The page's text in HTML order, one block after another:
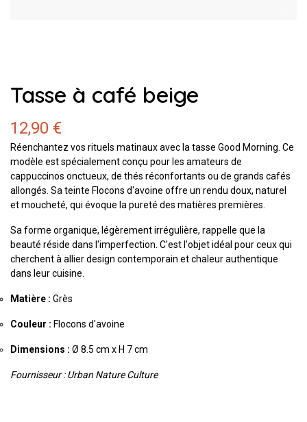
Tasse à café beige
12,90 €
Réenchantez vos rituels matinaux avec la tasse Good Morning. Ce
modèle est spécialement conçu pour les amateurs de
cappuccinos onctueux, de thés réconfortants ou de grands cafés
allongés. Sa teinte Flocons d'avoine offre un rendu doux, naturel
et moucheté, qui évoque la pureté des matières premières.
Sa forme organique, légèrement irrégulière, rappelle que la
beauté réside dans l'imperfection. C'est l'objet idéal pour ceux qui
cherchent à allier design contemporain et chaleur authentique
dans leur cuisine.
Matière : Grès
Couleur : Flocons d'avoine
Dimensions : Ø 8.5 cm x H 7 cm
Fournisseur : Urban Nature Culture